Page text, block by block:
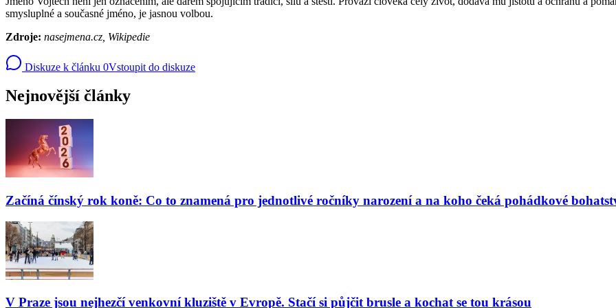
smysluplné a současné jméno, je jasnou volbou.
Zdroje: nasejmena.cz, Wikipedie
Diskuze k článku 0Vstoupit do diskuze
Nejnovější články
Začíná čínský rok koně: Co to znamená pro jednotlivé ročníky narození a na koho čeká pohádkové
V Praze jsou nejhezčí venkovní kluziště v Evropě. Stačí si půjčit brusle a kochat se tou krásou